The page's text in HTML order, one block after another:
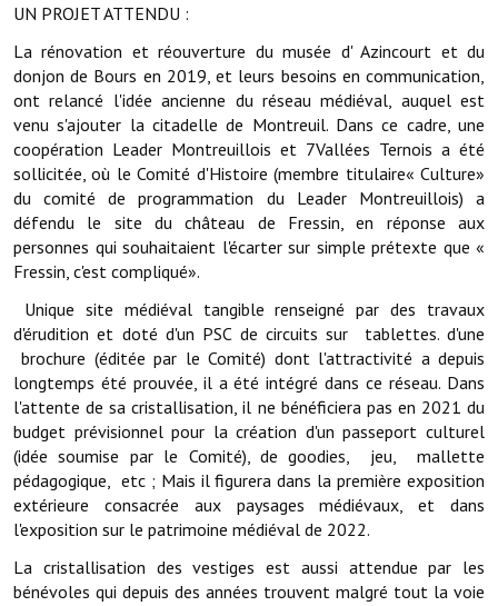
Le bulletin municipal : Fressinfo & Le Fressinois
Toutes les publications
Le village dans l'intercommunalité
Communauté de communes
Autres groupements
Les réseaux partenaires
L'association des maires
L'office de tourisme
Le conseil départemental
VILLE PRATIQUE
Services publics intercommunaux
Affaires scolaires, CCAS
UN PROJET ATTENDU :
La rénovation et réouverture du musée d' Azincourt et du
donjon de Bours en 2019, et leurs besoins en communication,
ont relancé l'idée ancienne du réseau médiéval, auquel est
venu s'ajouter la citadelle de Montreuil. Dans ce cadre, une
coopération Leader Montreuillois et 7Vallées­ Ternois a été
sollicitée, où le Comité d'Histoire (membre titulaire« Culture»
du comité de programmation du Leader Montreuillois) a
défendu le site du château de Fressin, en réponse aux
personnes qui souhaitaient l'écarter sur simple prétexte que «
Fressin, c'est compliqué».
Unique site médiéval tangible renseigné par des travaux
d'érudition et doté d'un PSC de circuits sur tablettes. d'une
brochure (éditée par le Comité) dont l'attractivité a depuis
longtemps été prouvée, il a été intégré dans ce réseau. Dans
l'attente de sa cristallisation, il ne bénéficiera pas en 2021 du
budget prévisionnel pour la création d'un passeport culturel
(idée soumise par le Comité), de goodies, jeu, mallette
pédagogique, etc ; Mais il figurera dans la première exposition
extérieure consacrée aux paysages médiévaux, et dans
l'exposition sur le patrimoine médiéval de 2022.
La cristallisation des vestiges est aussi attendue par les
bénévoles qui depuis des années trouvent malgré tout la voie